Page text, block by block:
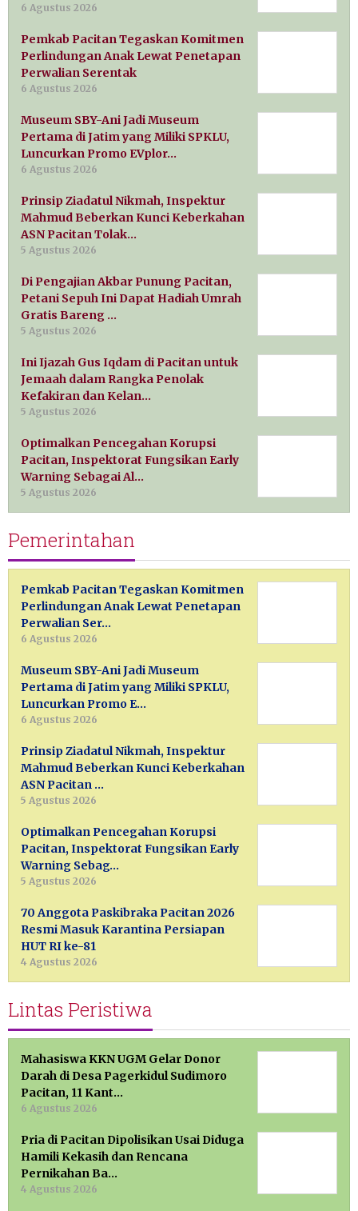
6 Agustus 2026
Pemkab Pacitan Tegaskan Komitmen
Perlindungan Anak Lewat Penetapan
Perwalian Serentak
6 Agustus 2026
Museum SBY-Ani Jadi Museum
Pertama di Jatim yang Miliki SPKLU,
Luncurkan Promo EVplor…
6 Agustus 2026
Prinsip Ziadatul Nikmah, Inspektur
Mahmud Beberkan Kunci Keberkahan
ASN Pacitan Tolak…
5 Agustus 2026
Di Pengajian Akbar Punung Pacitan,
Petani Sepuh Ini Dapat Hadiah Umrah
Gratis Bareng …
5 Agustus 2026
Ini Ijazah Gus Iqdam di Pacitan untuk
Jemaah dalam Rangka Penolak
Kefakiran dan Kelan…
5 Agustus 2026
Optimalkan Pencegahan Korupsi
Pacitan, Inspektorat Fungsikan Early
Warning Sebagai Al…
5 Agustus 2026
Pemerintahan
Pemkab Pacitan Tegaskan Komitmen
Perlindungan Anak Lewat Penetapan
Perwalian Ser…
6 Agustus 2026
Museum SBY-Ani Jadi Museum
Pertama di Jatim yang Miliki SPKLU,
Luncurkan Promo E…
6 Agustus 2026
Prinsip Ziadatul Nikmah, Inspektur
Mahmud Beberkan Kunci Keberkahan
ASN Pacitan …
5 Agustus 2026
Optimalkan Pencegahan Korupsi
Pacitan, Inspektorat Fungsikan Early
Warning Sebag…
5 Agustus 2026
70 Anggota Paskibraka Pacitan 2026
Resmi Masuk Karantina Persiapan
HUT RI ke-81
4 Agustus 2026
Lintas Peristiwa
Mahasiswa KKN UGM Gelar Donor
Darah di Desa Pagerkidul Sudimoro
Pacitan, 11 Kant…
6 Agustus 2026
Pria di Pacitan Dipolisikan Usai Diduga
Hamili Kekasih dan Rencana
Pernikahan Ba…
4 Agustus 2026